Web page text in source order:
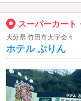
スーパーカート
大分県 竹田市大字会々
ホテル ぷりん